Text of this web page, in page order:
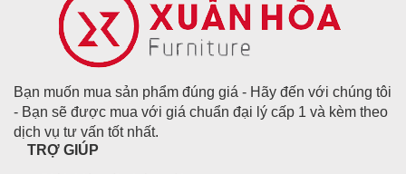
Bạn muốn mua sản phẩm đúng giá - Hãy đến với chúng tôi
- Bạn sẽ được mua với giá chuẩn đại lý cấp 1 và kèm theo
dịch vụ tư vấn tốt nhất.
TRỢ GIÚP